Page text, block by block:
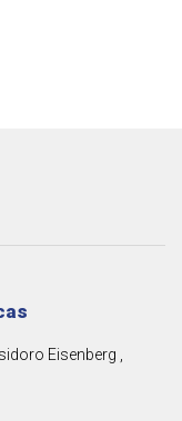
Indústria e
Eisenberg ,